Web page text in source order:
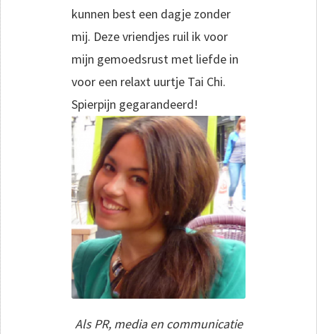
kunnen best een dagje zonder
mij. Deze vriendjes ruil ik voor
mijn gemoedsrust met liefde in
voor een relaxt uurtje Tai Chi.
Spierpijn gegarandeerd!
Als PR, media en communicatie